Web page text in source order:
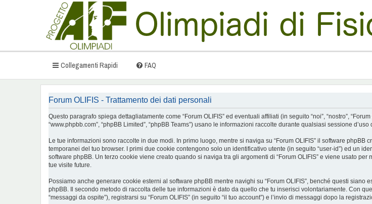
Collegamenti Rapidi FAQ
Forum OLIFIS - Trattamento dei dati personali
Questo paragrafo spiega dettagliatamente come “Forum OLIFIS” ed eventuali affiliati (in seguito “noi”, “nostro”,
“www.phpbb.com”, “phpBB Limited”, “phpBB Teams”) usano le informazioni raccolte durante qualsiasi sessione
Le tue informazioni sono raccolte in due modi. In primo luogo, mentre si naviga su “Forum OLIFIS” il software
temporanei del tuo browser. I primi due cookie contengono solo un identificativo utente (in seguito “user-id”) ed un
software phpBB. Un terzo cookie viene creato quando si naviga tra gli argomenti di “Forum OLIFIS” e viene usato
tue visite future.
Possiamo anche generare cookie esterni al software phpBB mentre navighi su “Forum OLIFIS”, benché questi
phpBB. Il secondo metodo di raccolta delle tue informazioni è dato da quello che tu inserisci volontariamente. Con
“messaggi da ospite”), registrarsi su “Forum OLIFIS” (in seguito “il tuo account”) e l’invio di messaggi dopo la